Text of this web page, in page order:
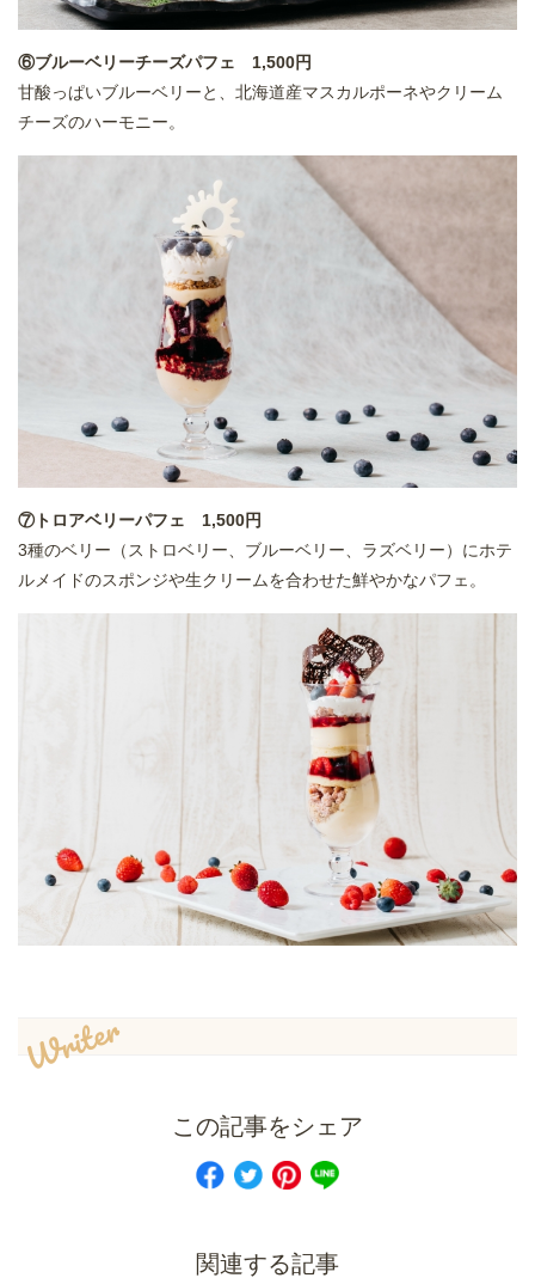
⑥ブルーベリーチーズパフェ 1,500円
甘酸っぱいブルーベリーと、北海道産マスカルポーネやクリーム
チーズのハーモニー。
⑦トロアベリーパフェ 1,500円
3種のベリー（ストロベリー、ブルーベリー、ラズベリー）にホテ
ルメイドのスポンジや生クリームを合わせた鮮やかなパフェ。
Writer
この記事をシェア
関連する記事